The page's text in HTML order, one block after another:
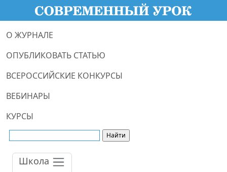
О ЖУРНАЛЕ
ОПУБЛИКОВАТЬ СТАТЬЮ
ВСЕРОССИЙСКИЕ КОНКУРСЫ
ВЕБИНАРЫ
КУРСЫ
Школа